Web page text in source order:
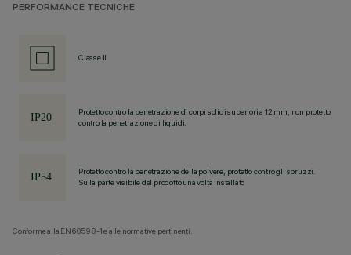
PERFORMANCE TECNICHE
Classe II
Protetto contro la penetrazione di corpi solidi superiori a 12 mm, non protetto
contro la penetrazione di liquidi.
Protetto contro la penetrazione della polvere, protetto contro gli spruzzi.
Sulla parte visibile del prodotto una volta installato
Conforme alla EN60598-1 e alle normative pertinenti.